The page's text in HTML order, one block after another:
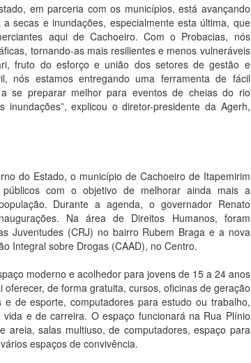
em parceria com os municípios, está avançando
secas e inundações, especialmente esta última, que
aqui de Cachoeiro. Com o Probacias, nós
tornando-as mais resilientes e menos vulneráveis
fruto do esforço e união dos setores de gestão e
nós estamos entregando uma ferramenta de fácil
se preparar melhor para eventos de cheias do rio
inundações”, explicou o diretor-presidente da Agerh,
do Estado, o município de Cachoeiro de Itapemirim
públicos com o objetivo de melhorar ainda mais a
Durante a agenda, o governador Renato
Na área de Direitos Humanos, foram
Juventudes (CRJ) no bairro Rubem Braga e a nova
Integral sobre Drogas (CAAD), no Centro.
moderno e acolhedor para jovens de 15 a 24 anos
de forma gratuita, cursos, oficinas de geração
de esporte, computadores para estudo ou trabalho,
e de carreira. O espaço funcionará na Rua Plínio
areia, salas multiuso, de computadores, espaço para
espaços de convivência.